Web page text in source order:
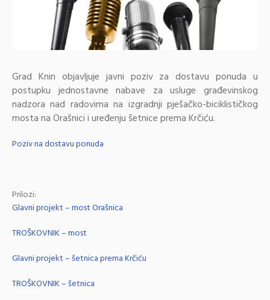
Grad Knin objavljuje javni poziv za dostavu ponuda u
postupku jednostavne nabave za usluge građevinskog
nadzora nad radovima na izgradnji pješačko-biciklističkog
mosta na Orašnici i uređenju šetnice prema Krčiću.
Poziv na dostavu ponuda
Prilozi:
Glavni projekt – most Orašnica
TROŠKOVNIK – most
Glavni projekt – šetnica prema Krčiću
TROŠKOVNIK – šetnica